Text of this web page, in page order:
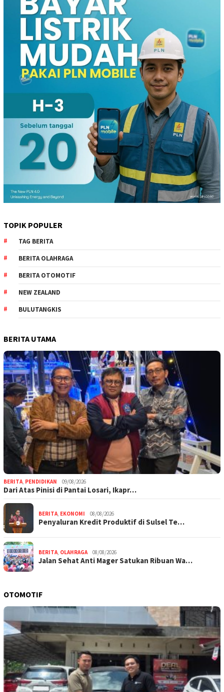
TOPIK POPULER
TAG BERITA
BERITA OLAHRAGA
BERITA OTOMOTIF
NEW ZEALAND
BULUTANGKIS
BERITA UTAMA
BERITA, PENDIDIKAN 09/08/2026
Dari Atas Pinisi di Pantai Losari, Ikapr…
BERITA, EKONOMI 08/08/2026
Penyaluran Kredit Produktif di Sulsel Te…
BERITA, OLAHRAGA 08/08/2026
Jalan Sehat Anti Mager Satukan Ribuan Wa…
OTOMOTIF